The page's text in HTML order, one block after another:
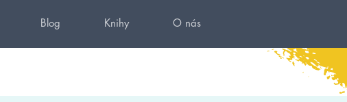
Blog Knihy O nás